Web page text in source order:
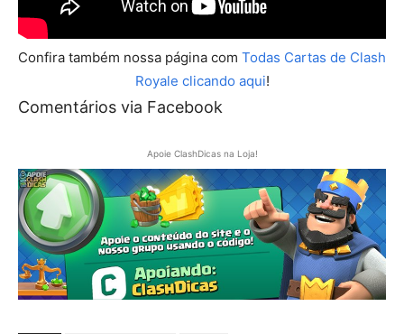
Confira também nossa página com Todas Cartas de Clash
Royale clicando aqui!
Comentários via Facebook
Apoie ClashDicas na Loja!